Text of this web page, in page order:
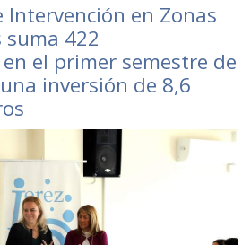
Intervención en Zonas
suma 422
el primer semestre de
inversión de 8,6